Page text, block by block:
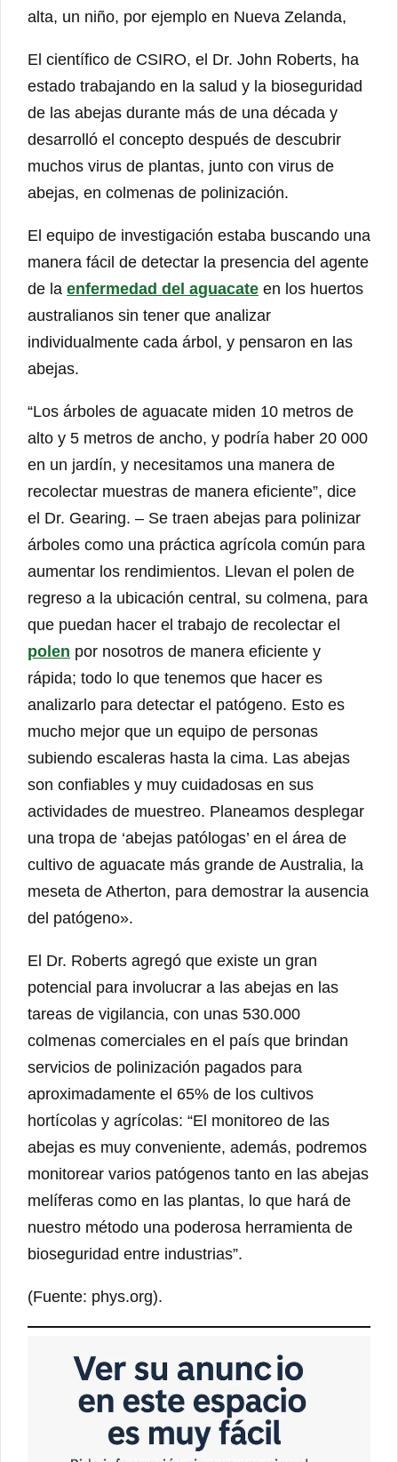
alta, un niño, por ejemplo en Nueva Zelanda,
El científico de CSIRO, el Dr. John Roberts, ha
estado trabajando en la salud y la bioseguridad
de las abejas durante más de una década y
desarrolló el concepto después de descubrir
muchos virus de plantas, junto con virus de
abejas, en colmenas de polinización.
El equipo de investigación estaba buscando una
manera fácil de detectar la presencia del agente
de la enfermedad del aguacate en los huertos
australianos sin tener que analizar
individualmente cada árbol, y pensaron en las
abejas.
“Los árboles de aguacate miden 10 metros de
alto y 5 metros de ancho, y podría haber 20 000
en un jardín, y necesitamos una manera de
recolectar muestras de manera eficiente”, dice
el Dr. Gearing. – Se traen abejas para polinizar
árboles como una práctica agrícola común para
aumentar los rendimientos. Llevan el polen de
regreso a la ubicación central, su colmena, para
que puedan hacer el trabajo de recolectar el
polen por nosotros de manera eficiente y
rápida; todo lo que tenemos que hacer es
analizarlo para detectar el patógeno. Esto es
mucho mejor que un equipo de personas
subiendo escaleras hasta la cima. Las abejas
son confiables y muy cuidadosas en sus
actividades de muestreo. Planeamos desplegar
una tropa de ‘abejas patólogas’ en el área de
cultivo de aguacate más grande de Australia, la
meseta de Atherton, para demostrar la ausencia
del patógeno».
El Dr. Roberts agregó que existe un gran
potencial para involucrar a las abejas en las
tareas de vigilancia, con unas 530.000
colmenas comerciales en el país que brindan
servicios de polinización pagados para
aproximadamente el 65% de los cultivos
hortícolas y agrícolas: “El monitoreo de las
abejas es muy conveniente, además, podremos
monitorear varios patógenos tanto en las abejas
melíferas como en las plantas, lo que hará de
nuestro método una poderosa herramienta de
bioseguridad entre industrias”.
(Fuente: phys.org).